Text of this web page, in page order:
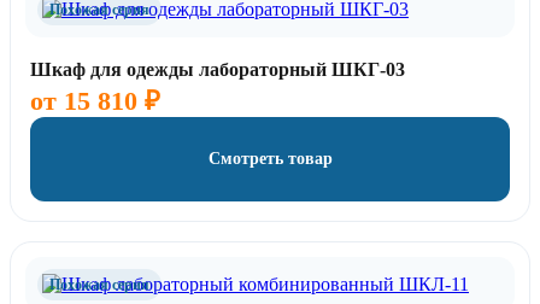
Похожая серия
Шкаф для одежды лабораторный ШКГ-03
от 15 810 ₽
Смотреть товар
Похожая серия